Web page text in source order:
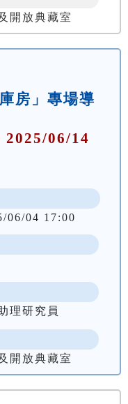
開放典藏室
房」專場導
2025/06/14
06/04 17:00
理研究員
開放典藏室